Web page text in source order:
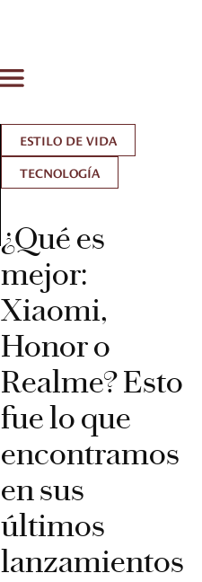
ESTILO DE VIDA
TECNOLOGÍA
¿Qué es
mejor:
Xiaomi,
Honor o
Realme? Esto
fue lo que
encontramos
en sus
últimos
lanzamientos